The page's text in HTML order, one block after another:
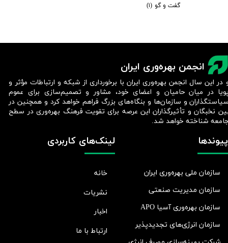
گفت و گو (۱)
انجمن بهره‌وری ایران
لینک‌های کاربردی
خانه
نشریات
اخبار
ارتباط با ما
پیوندها
سازمان ملی بهره‌وری ایران
سازمان مدیریت صنعتی
سازمان بهره‌وری آسیا APO
سازمان انرژی‌های تجدیدپذیر
در این سال انجمن بهره‌وری ایران با برخورداری از شبکه و ارتباطات مؤثر و
در میان حامیان و اعضای خود، مشاور و تصمیم‌سازی برای عموم
و سازمان‌ها و بنگاه‌های بزرگ فراهم خواهد کرد و همچنین در
نخبگان و تأثیرگذاران این عرصه برای تقویت فرهنگ بهره‌وری در سطح
شناخته خواهد شد.​​​​​​​